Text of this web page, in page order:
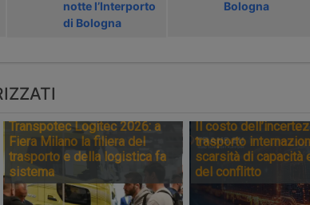
notte l’Interporto
di Bologna
Bologna
Transpotec Logitec 2026: a
Fiera Milano la filiera del
trasporto e della logistica fa
sistema
Il costo
trasporto
scarsità di capacità
del conflitto